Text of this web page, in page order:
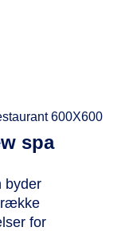
spa
byder
for